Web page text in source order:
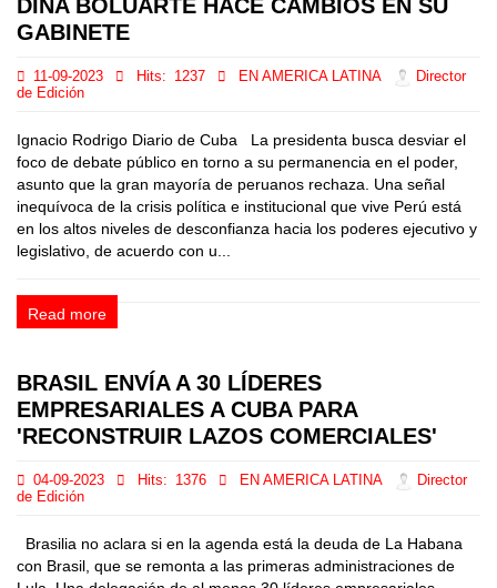
DINA BOLUARTE HACE CAMBIOS EN SU
GABINETE
11-09-2023 Hits: 1237 EN AMERICA LATINA
Director
de Edición
Ignacio Rodrigo Diario de Cuba La presidenta busca desviar el
foco de debate público en torno a su permanencia en el poder,
asunto que la gran mayoría de peruanos rechaza. Una señal
inequívoca de la crisis política e institucional que vive Perú está
en los altos niveles de desconfianza hacia los poderes ejecutivo y
legislativo, de acuerdo con u...
Read more
BRASIL ENVÍA A 30 LÍDERES
EMPRESARIALES A CUBA PARA
'RECONSTRUIR LAZOS COMERCIALES'
04-09-2023 Hits: 1376 EN AMERICA LATINA
Director
de Edición
Brasilia no aclara si en la agenda está la deuda de La Habana
con Brasil, que se remonta a las primeras administraciones de